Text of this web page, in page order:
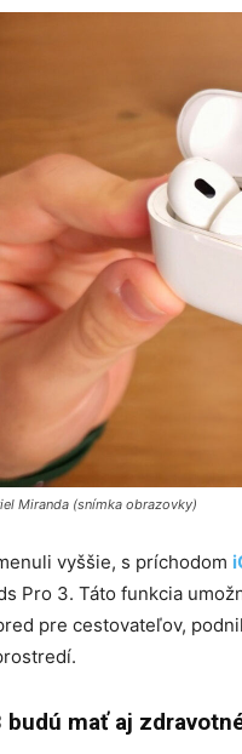
Miranda (snímka obrazovky)
vyššie, s príchodom
Pro 3. Táto funkcia
pre cestovateľov,
budú mať aj